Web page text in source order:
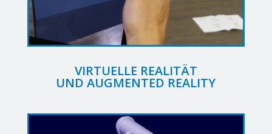
VIRTUELLE REALITÄT
UND AUGMENTED REALITY